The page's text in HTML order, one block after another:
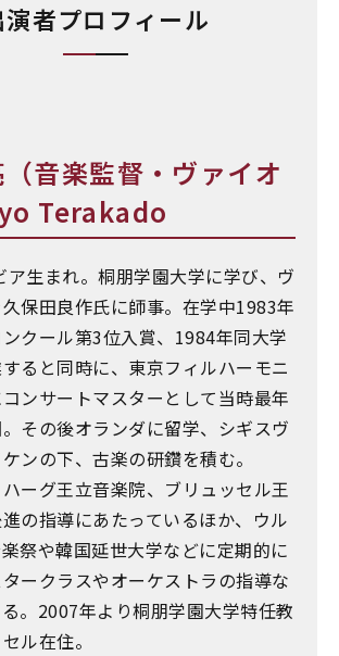
演者プロフィール
音楽監督・ヴァイオ
Terakado
ア生まれ。桐朋学園大学に学び、ヴ
保田良作氏に師事。在学中1983年
クール第3位入賞、1984年同大学
ると同時に、東京フィルハーモニ
ンサートマスターとして当時最年
その後オランダに留学、シギスヴ
ンの下、古楽の研鑽を積む。
ーグ王立音楽院、ブリュッセル王
の指導にあたっているほか、ウル
祭や韓国延世大学などに定期的に
ークラスやオーケストラの指導な
。2007年より桐朋学園大学特任教
ル在住。